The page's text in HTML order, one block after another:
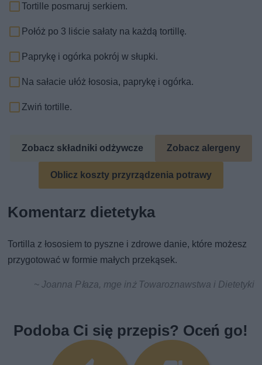
Tortille posmaruj serkiem.
Połóż po 3 liście sałaty na każdą tortillę.
Paprykę i ogórka pokrój w słupki.
Na sałacie ułóż łososia, paprykę i ogórka.
Zwiń tortille.
Zobacz składniki odżywcze Zobacz alergeny
Oblicz koszty przyrządzenia potrawy
Komentarz dietetyka
Tortilla z łososiem to pyszne i zdrowe danie, które możesz
przygotować w formie małych przekąsek.
~ Joanna Płaza, mge inż Towaroznawstwa i Dietetyki
Podoba Ci się przepis? Oceń go!